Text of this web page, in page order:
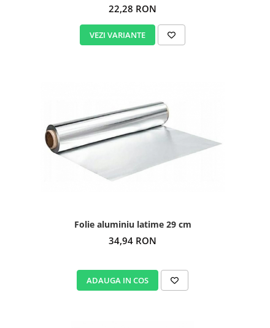
22,28 RON
VEZI VARIANTE
Folie aluminiu latime 29 cm
34,94 RON
ADAUGA IN COS